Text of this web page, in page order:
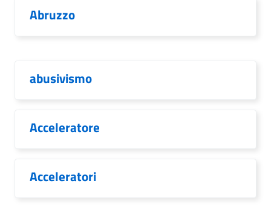
Abruzzo
abusivismo
Acceleratore
Acceleratori